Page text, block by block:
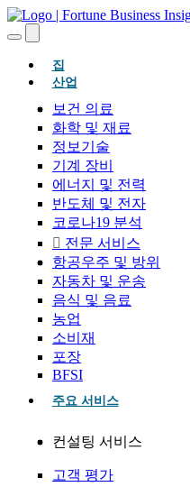
집(현재의)
산업
보건 의료
화학 및 재료
정보기술
기계 장비
에너지 및 전력
반도체 및 전자
코로나19 분석
전문 서비스
항공우주 및 방위
자동차 및 운송
음식 및 음료
농업
소비재
포장
BFSI
주요 서비스
컨설팅 서비스
고객 평가